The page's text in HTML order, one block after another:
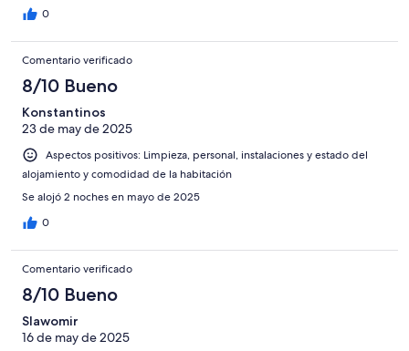
0
Comentario verificado
8/10 Bueno
Konstantinos
23 de may de 2025
Aspectos positivos: Limpieza, personal, instalaciones y estado del
alojamiento y comodidad de la habitación
Se alojó 2 noches en mayo de 2025
0
Comentario verificado
8/10 Bueno
Slawomir
16 de may de 2025